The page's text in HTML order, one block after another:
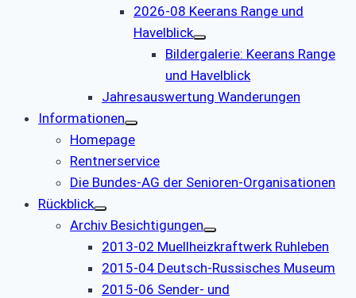
2026-08 Keerans Range und
Havelblick
Bildergalerie: Keerans Range
und Havelblick
Jahresauswertung Wanderungen
Informationen
Homepage
Rentnerservice
Die Bundes-AG der Senioren-Organisationen
Rückblick
Archiv Besichtigungen
2013-02 Muellheizkraftwerk Ruhleben
2015-04 Deutsch-Russisches Museum
2015-06 Sender- und